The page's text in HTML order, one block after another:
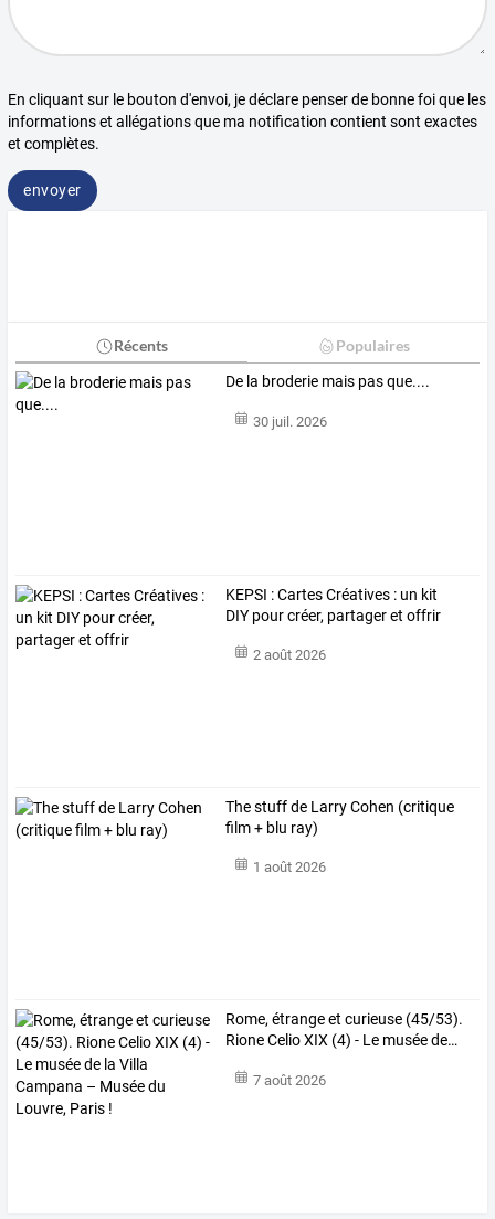
En cliquant sur le bouton d'envoi, je déclare penser de bonne foi que les
informations et allégations que ma notification contient sont exactes
et complètes.
envoyer
Récents Populaires
De la broderie mais pas que....
30 juil. 2026
KEPSI : Cartes Créatives : un kit
DIY pour créer, partager et offrir
2 août 2026
The stuff de Larry Cohen (critique
film + blu ray)
1 août 2026
Rome,étrangeet curieuse (45/53).
RioneCelioXIX (4) - Le muséede…
7 août 2026